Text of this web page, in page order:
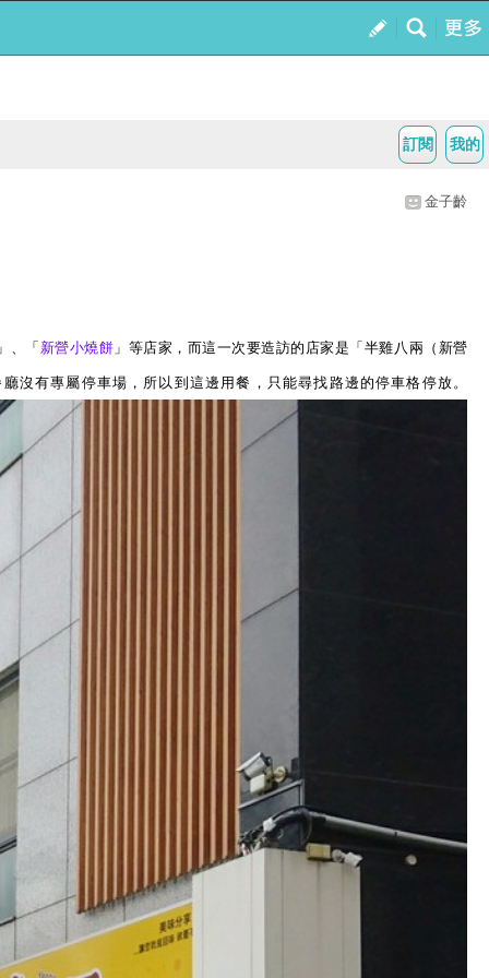
我的
訂閱
金子齡
、「 新營小燒餅 」等店家，而這一次要造訪的店家是「半雞八兩（新營
有專屬停車場，所以到這邊用餐，只能尋找路邊的停車格停放。